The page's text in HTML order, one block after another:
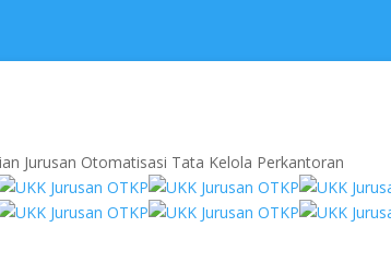
Jurusan Otomatisasi Tata Kelola Perkantoran